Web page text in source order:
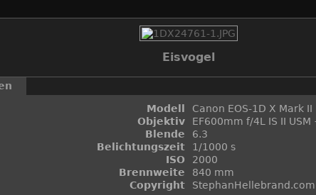
Eisvogel
Modell
Canon EOS-1D X Mark II
Objektiv
EF600mm f/4L IS II USM
Blende
6.3
Belichtungszeit
1/1000 s
ISO
2000
Brennweite
840 mm
Copyright
StephanHellebrand.com